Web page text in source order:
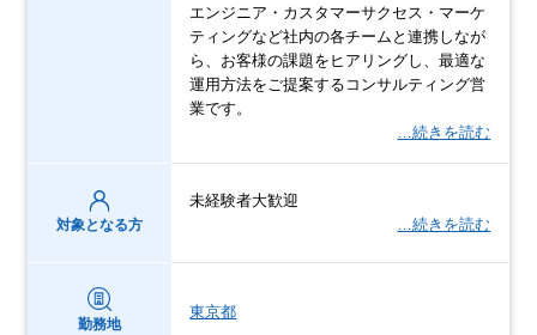
エンジニア・カスタマーサクセス・マーケ
ティングなど社内の各チームと連携しなが
ら、お客様の課題をヒアリングし、最適な
運用方法をご提案するコンサルティング営
業です。
…続きを読む
対象となる方
未経験者大歓迎
…続きを読む
勤務地
東京都